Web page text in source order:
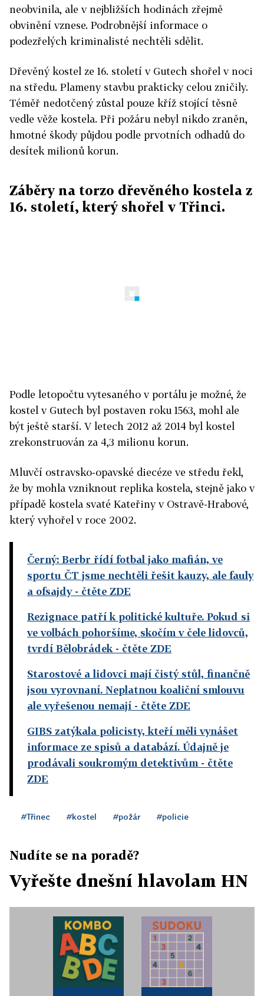
neobvinila, ale v nejbližších hodinách zřejmě
obvinění vznese. Podrobnější informace o
podezřelých kriminalisté nechtěli sdělit.
Dřevěný kostel ze 16. století v Gutech shořel v noci
na středu. Plameny stavbu prakticky celou zničily.
Téměř nedotčený zůstal pouze kříž stojící těsně
vedle věže kostela. Při požáru nebyl nikdo zraněn,
hmotné škody půjdou podle prvotních odhadů do
desítek milionů korun.
Záběry na torzo dřevěného kostela z
16. století, který shořel v Třinci.
Podle letopočtu vytesaného v portálu je možné, že
kostel v Gutech byl postaven roku 1563, mohl ale
být ještě starší. V letech 2012 až 2014 byl kostel
zrekonstruován za 4,3 milionu korun.
Mluvčí ostravsko-opavské diecéze ve středu řekl,
že by mohla vzniknout replika kostela, stejně jako v
případě kostela svaté Kateřiny v Ostravě-Hrabové,
který vyhořel v roce 2002.
Černý: Berbr řídí fotbal jako mafián, ve
sportu ČT jsme nechtěli řešit kauzy, ale fauly
a ofsajdy- čtěte ZDE
Rezignace patří k politické kultuře. Pokud si
ve volbách pohoršíme, skočím v čele lidovců,
tvrdí Bělobrádek - čtěte ZDE
Starostové a lidovci mají čistý stůl, finančně
jsou vyrovnaní. Neplatnou koaliční smlouvu
ale vyřešenou nemají - čtěte ZDE
GIBS zatýkala policisty, kteří měli vynášet
informace ze spisů a databází. Údajně je
prodávali soukromým detektivům - čtěte
ZDE
#Třinec #kostel #požár #policie
Nudíte se na poradě?
Vyřešte dnešní hlavolam HN